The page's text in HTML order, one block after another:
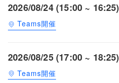
2026/08/24 (15:00 ~ 16:25)
Teams開催
2026/08/25 (17:00 ~ 18:25)
Teams開催